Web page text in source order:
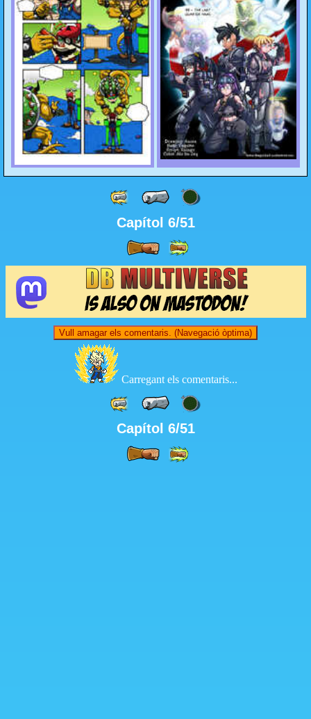
Capítol 6/51
Vull amagar els comentaris. (Navegació òptima)
Carregant els comentaris...
Capítol 6/51